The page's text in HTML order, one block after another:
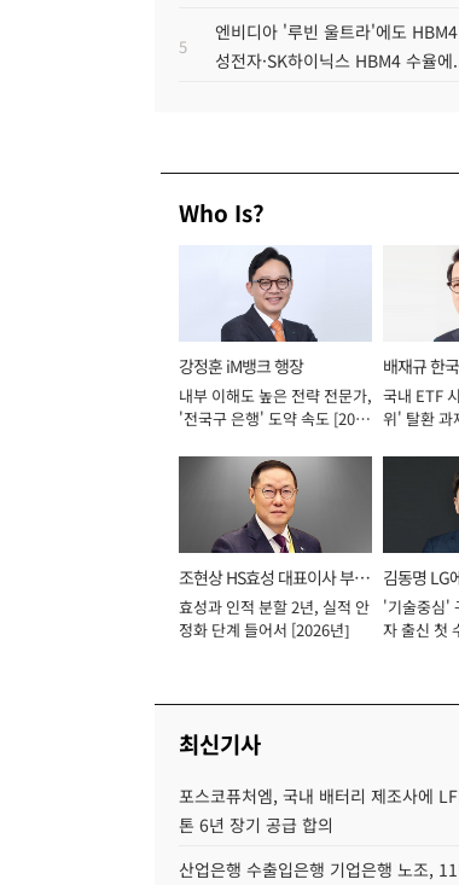
5
엔비디아 '루빈 울트라'에도
성전자·SK하이닉스 HBM4 수율에
Who Is?
강정훈 iM뱅크 행장
내부 이해도 높은 전략 전문가,
'전국구 은행' 도약 속도 [2026
배재규 한
표이사 사장
국내 ETF
위' 탈환 과
조현상 HS효성 대표이사 부회
장
효성과 인적 분할 2년, 실적 안
정화 단계 들어서 [2026년]
김동명 LG
이사 사장
'기술중심'
자 출신 첫
최신기사
포스코퓨처엠, 국내 배터리 제조사에
톤 6년 장기 공급 합의
산업은행 수출입은행 기업은행 노조,